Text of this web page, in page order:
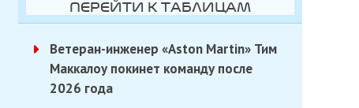
ПЕРЕЙТИ К ТАБЛИЦАМ
Ветеран-инженер «Aston Martin» Тим
Маккалоу покинет команду после
2026 года